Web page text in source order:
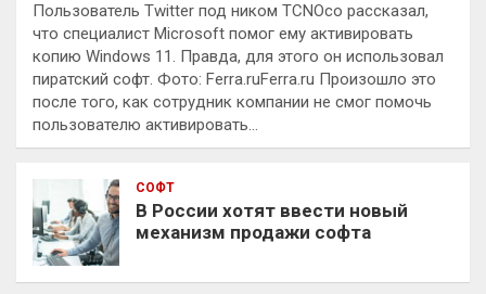
Пользователь Twitter под ником TCNOco рассказал,
что специалист Microsoft помог ему активировать
копию Windows 11. Правда, для этого он использовал
пиратский софт. Фото: Ferra.ruFerra.ru Произошло это
после того, как сотрудник компании не смог помочь
пользователю активировать…
СОФТ
В России хотят ввести новый
механизм продажи софта